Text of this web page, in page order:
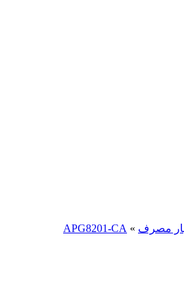
مصرف »
APG8201-CA